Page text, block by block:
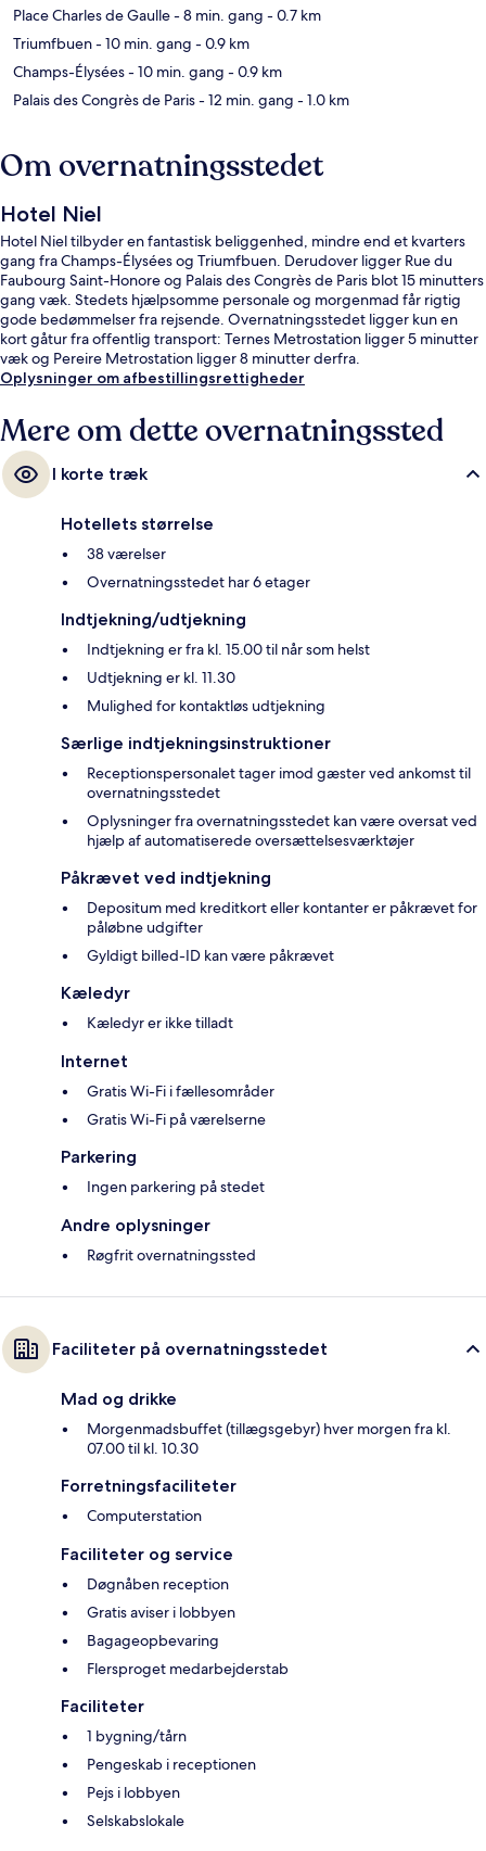
Place Charles de Gaulle- 8 min. gang - 0.7 km
Triumfbuen- 10 min. gang - 0.9 km
Champs-Élysées- 10 min. gang - 0.9 km
Palais des Congrès de Paris- 12 min. gang - 1.0 km
Om overnatningsstedet
Hotel Niel
Hotel Niel tilbyder en fantastisk beliggenhed, mindre end et kvarters
gang fra Champs-Élysées og Triumfbuen. Derudover ligger Rue du
Faubourg Saint-Honore og Palais des Congrès de Paris blot 15 minutters
gang væk. Stedets hjælpsomme personale og morgenmad får rigtig
gode bedømmelser fra rejsende. Overnatningsstedet ligger kun en
kort gåtur fra offentlig transport: Ternes Metrostation ligger 5 minutter
væk og Pereire Metrostation ligger 8 minutter derfra.
Oplysninger om afbestillingsrettigheder
Mere om dette overnatningssted
I korte træk
Hotellets størrelse
38 værelser
Overnatningsstedet har 6 etager
Indtjekning/udtjekning
Indtjekning er fra kl. 15.00 til når som helst
Udtjekning er kl. 11.30
Mulighed for kontaktløs udtjekning
Særlige indtjekningsinstruktioner
Receptionspersonalet tager imod gæster ved ankomst til
overnatningsstedet
Oplysninger fra overnatningsstedet kan være oversat ved
hjælp af automatiserede oversættelsesværktøjer
Påkrævet ved indtjekning
Depositum med kreditkort eller kontanter er påkrævet for
påløbne udgifter
Gyldigt billed-ID kan være påkrævet
Kæledyr
Kæledyr er ikke tilladt
Internet
Gratis Wi-Fi i fællesområder
Gratis Wi-Fi på værelserne
Parkering
Ingen parkering på stedet
Andre oplysninger
Røgfrit overnatningssted
Faciliteter på overnatningsstedet
Mad og drikke
Morgenmadsbuffet (tillægsgebyr) hver morgen fra kl.
07.00 til kl. 10.30
Forretningsfaciliteter
Computerstation
Faciliteter og service
Døgnåben reception
Gratis aviser i lobbyen
Bagageopbevaring
Flersproget medarbejderstab
Faciliteter
1 bygning/tårn
Pengeskab i receptionen
Pejs i lobbyen
Selskabslokale